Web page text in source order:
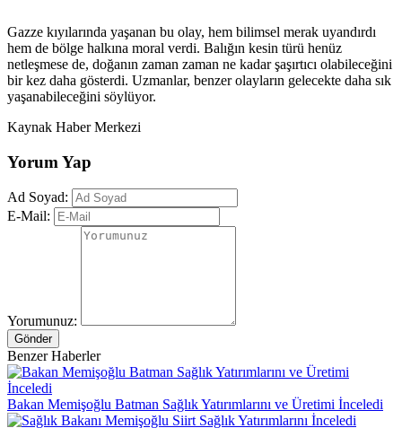
Gazze kıyılarında yaşanan bu olay, hem bilimsel merak uyandırdı
hem de bölge halkına moral verdi. Balığın kesin türü henüz
netleşmese de, doğanın zaman zaman ne kadar şaşırtıcı olabileceğini
bir kez daha gösterdi. Uzmanlar, benzer olayların gelecekte daha sık
yaşanabileceğini söylüyor.
Kaynak Haber Merkezi
Yorum Yap
Ad Soyad:
E-Mail:
Yorumunuz:
Gönder
Benzer Haberler
Bakan Memişoğlu Batman Sağlık Yatırımlarını ve Üretimi İnceledi